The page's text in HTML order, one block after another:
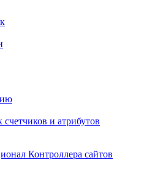
и атрибутов
Контроллера сайтов